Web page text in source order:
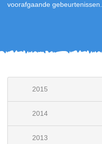
voorafgaande gebeurtenissen.
2015
2014
2013